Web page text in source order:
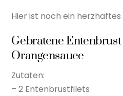
Hier ist noch ein
Gebratene
Orangensauce
Zutaten:
– 2 Entenbrustfilets